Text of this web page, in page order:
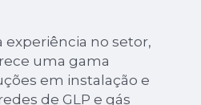
experiência no setor,
uma gama
em instalação e
de GLP e gás